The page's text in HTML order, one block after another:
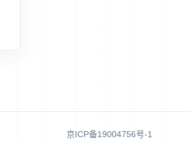
京ICP备19004756号-1